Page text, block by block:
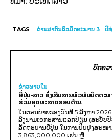
TAGS ດ່ານສາກົນຂົວມິດຕະພາບ 3 ປີ
ບົດຄວ
ຂ່າວພາຍ​ໃນ
ຍີ່ປຸ່ນ-ລາວ ສົ່ງເສີມສາຍພົວພັນມິດຕະພ
ຮ່ວມຍຸດທະສາດຮອບດ້ານ.
ໃນຕອນບ່າຍຂອງວັນທີ 5 ສິງຫາ
ລົງນາມເອກະສານແລກປ່ຽນ (ສະບັບ
ລັດຖະບານຍີ່ປຸ່ນ ໃນການປັບປຸງສະໜ
3,863,000,000 ເຢນ ຫຼື...